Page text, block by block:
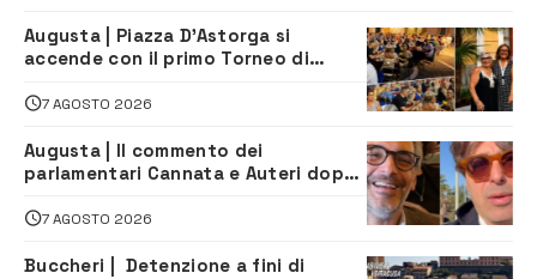
Augusta | Piazza D’Astorga si
accende con il primo Torneo di
7 AGOSTO 2026
Augusta | Il commento dei
parlamentari Cannata e Auteri dopo
depuratore
7 AGOSTO 2026
Buccheri | Detenzione a fini di